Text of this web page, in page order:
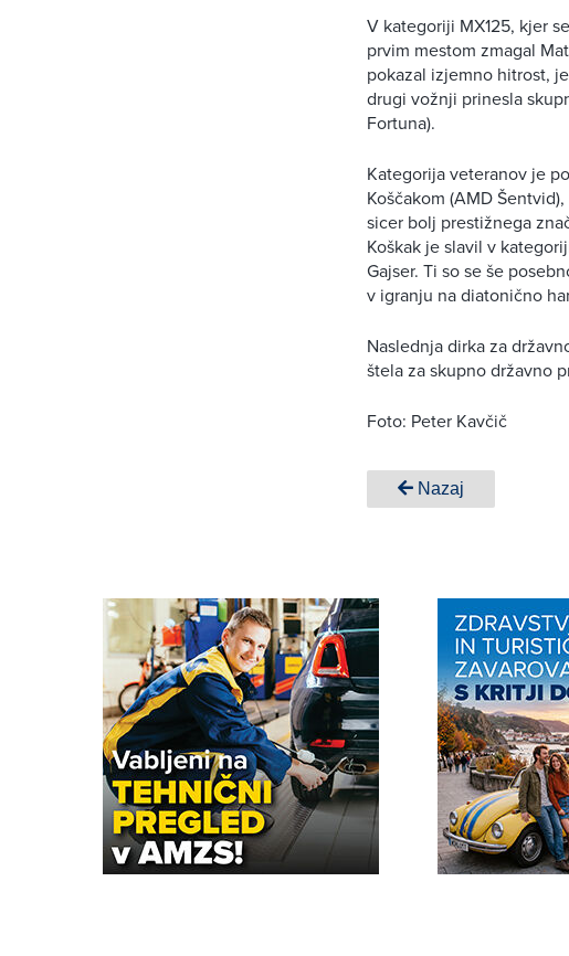
V kategoriji MX125, kjer
prvim mestom zmagal
pokazal izjemno hitrost,
drugi vožnji prinesla
Fortuna).
Kategorija veteranov je
Koščakom (AMD
sicer bolj prestižnega
Koškak je slavil v
Gajser. Ti so se še
v igranju na diatonično
Naslednja dirka za
štela za skupno državno
Foto: Peter Kavčič
Nazaj